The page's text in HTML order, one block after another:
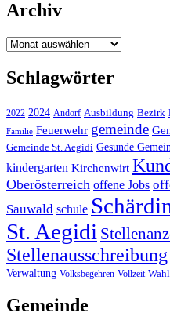
Archiv
Archiv
Schlagwörter
2022 2024 Andorf Ausbildung Bezirk
Familie Feuerwehr gemeinde
Gemeinde St. Aegidi Gesunde
kindergarten Kirchenwirt
Oberösterreich offene Jobs
Sauwald schule
St. Aegidi
Stellenausschreibung
Verwaltung Volksbegehren Vollzeit Wahl
Gemeinde